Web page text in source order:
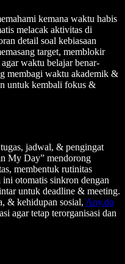
kemana waktu habis
melacak aktivitas di
detail soal kebiasaan
target, memblokir
waktu belajar benar-
membagi waktu akademik &
untuk kembali fokus &
jadwal, & pengingat
My Day” mendorong
membentuk rutinitas
otomatis sinkron dengan
untuk deadline & meeting.
& kehidupan sosial, Any.do
agar tetap terorganisasi dan